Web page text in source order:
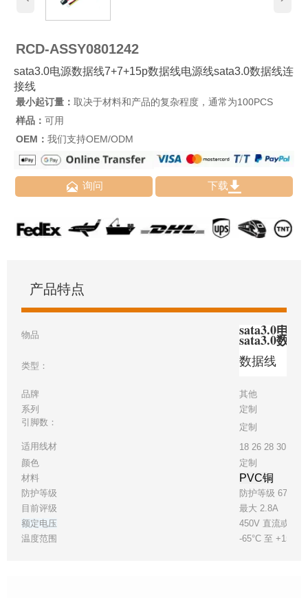
RCD-ASSY0801242
sata3.0电源数据线7+7+15p数据线电源线sata3.0数据线连
接线
最小起订量： 取决于材料和产品的复杂程度，通常为100PCS
样品： 可用
OEM： 我们支持OEM/ODM
 询问 下载
产品特点
物品 sata3.0电源
sata3.0数据
类型： 数据线
品牌
其他
系列
定制
引脚数：
定制
适用线材
18 26 28 30
颜色
定制
材料
PVC铜
防护等级
防护等级 67
目前评级
最大 2.8A
额定电压
450V 直流或交
温度范围
-65°C 至 +150°C